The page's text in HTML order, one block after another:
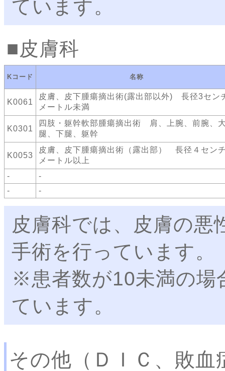
ています。
皮膚科
Kコード 名称
K0061
皮膚、皮下腫瘍摘出術(露出部以外) 長径3セン
メートル未満
K0301
四肢・躯幹軟部腫瘍摘出術 肩、上腕、前腕、
腿、下腿、躯幹
K0053
皮膚、皮下腫瘍摘出術（露出部） 長径４セン
メートル以上
-
-
-
-
皮膚科では、皮膚の悪
手術を行っています。
※患者数が10未満の場
ています。
その他（ＤＩＣ、敗